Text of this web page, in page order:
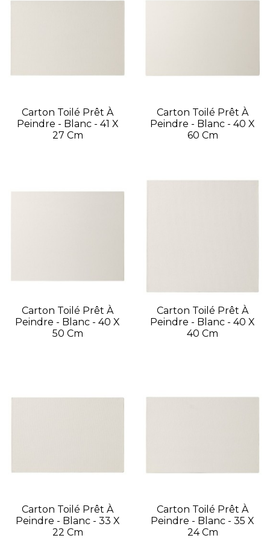
Carton Toilé Prêt À
Peindre - Blanc - 41 X
27 Cm
Carton Toilé Prêt À
Peindre - Blanc - 40 X
60 Cm
Carton Toilé Prêt À
Peindre - Blanc - 40 X
50 Cm
Carton Toilé Prêt À
Peindre - Blanc - 40 X
40 Cm
Carton Toilé Prêt À
Peindre - Blanc - 33 X
22 Cm
Carton Toilé Prêt À
Peindre - Blanc - 35 X
24 Cm